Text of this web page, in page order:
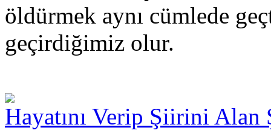
öldürmek aynı cümlede
geçirdiğimiz olur.
Hayatını Verip Şiirini